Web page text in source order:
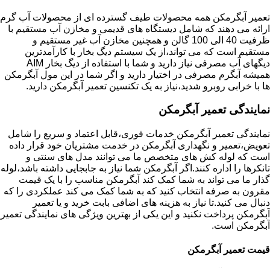
تعمیر آبگرمکن همه محصولات طیف گسترده ای از محصولات آب گرم
ارائه می دهند که شامل دیستگاه های قدیمی و مخازن آب مستقیم با
ظرفیت 40 الی 100 گالن و همچنین مخازن آب غیر مستقیم و
مستقیم است که می تواند،از یک سیستم دیگ بخار با کارآمدترین
دیگهای آب مصرفی نیاز دارید و شما با استفاده از دیگ بخار AIM
همیشه آبگرم مصرفی در اختیار دارید و اگر شما در این مول آبگرمکن
ها با خرابی روبرو شدید،نیاز به یک تکنسین تعمیر آبگرمکن دارید.
نمایندگی تعمیر آبگرمکن
نمایندگی تعمیر آبگرمکن خدمات فوری،قابل اعتماد و سریع را شامل
تعویض،تعمیر و نگهداری آبگرمکن در خدمت مشتریان خود قرار داده
است که لوله کش های متخصص ما می توانند مدل های سنتی و
تانکرها را اداره کنند.اگر آبگرمکن شما نیاز به جابجایی داشته باشد،لوله
گذار ما می تواند به شما کمک کند آبگرمکن مناسب را با یک قیمت
مقرون به صرفه انتخاب کنید که به شما کمک می کند عملکردی را که
دنبال می کنید.تا نیاز به هزینه های اضافی بابت خرید و یا تعمیر
آبگرمکن پرداخت نکنید و این یکی از بهترین ویژگی های نمایندگی تعمیر
آبگرمکن است.
قیمت تعمیر آبگرمکن